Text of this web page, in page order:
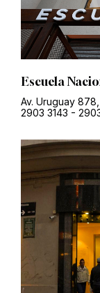
Escuela
Av. Uruguay
2903 3143 -